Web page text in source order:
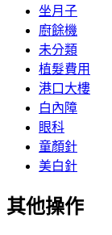
坐月子
廚餘機
未分類
植髮費用
港口大樓
白內障
眼科
童顏針
美白針
其他操作